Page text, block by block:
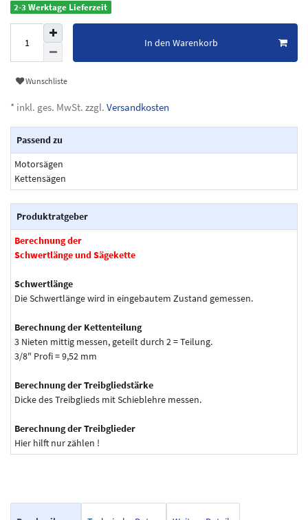
2-3 Werktage Lieferzeit
In den Warenkorb
Wunschliste
* inkl. ges. MwSt. zzgl. Versandkosten
Passend zu
Motorsägen
Kettensägen
Produktratgeber
Berechnung der
Schwertlänge und Sägekette
Schwertlänge
Die Schwertlänge wird in eingebautem Zustand gemessen.
Berechnung der Kettenteilung
3 Nieten mittig messen, geteilt durch 2 = Teilung.
3/8" Profi = 9,52 mm
Berechnung der Treibgliedstärke
Dicke des Treibglieds mit Schieblehre messen.
Berechnung der Treibglieder
Hier hilft nur zählen !